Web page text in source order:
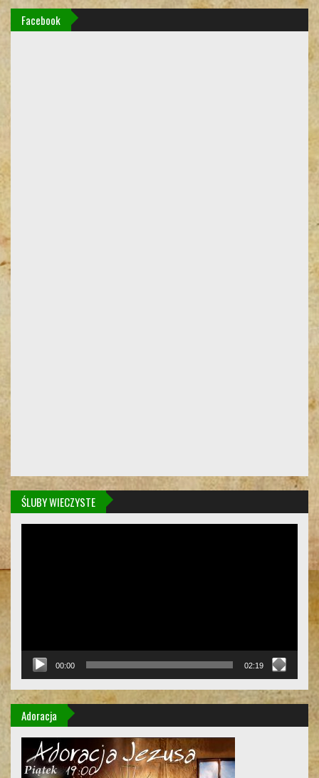
Facebook
ŚLUBY WIECZYSTE
00:00 02:19
Adoracja